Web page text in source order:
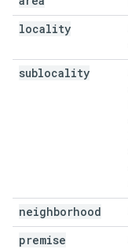
locality
sublocality
neighborhood
premise